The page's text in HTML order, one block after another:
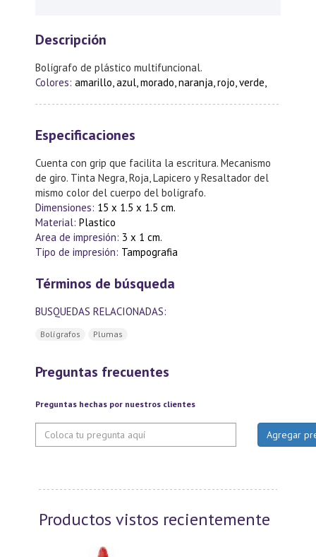
Descripción
Bolígrafo de plástico multifuncional.
Colores: amarillo, azul, morado, naranja, rojo, verde,
Especificaciones
Cuenta con grip que facilita la escritura. Mecanismo
de giro. Tinta Negra, Roja, Lapicero y Resaltador del
mismo color del cuerpo del bolígrafo.
Dimensiones: 15 x 1.5 x 1.5 cm.
Material: Plastico
Area de impresión: 3 x 1 cm.
Tipo de impresión: Tampografia
Términos de búsqueda
BUSQUEDAS RELACIONADAS:
Bolígrafos Plumas
Preguntas frecuentes
Preguntas hechas por nuestros clientes
Productos vistos recientemente